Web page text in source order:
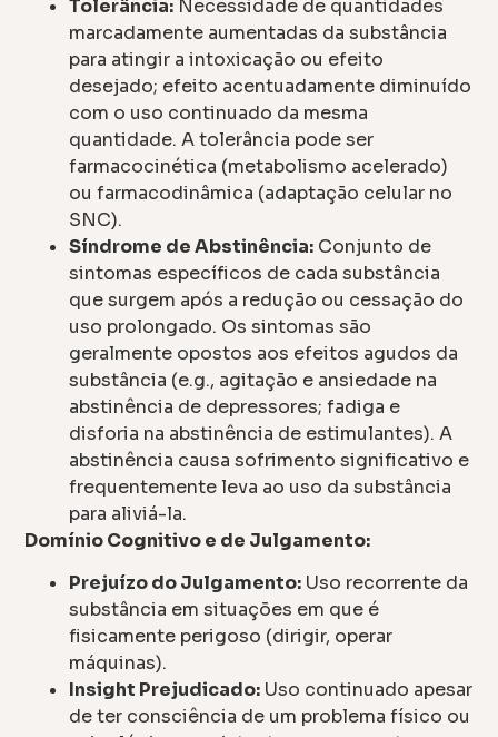
Tolerância: Necessidade de quantidades
marcadamente aumentadas da substância
para atingir a intoxicação ou efeito
desejado; efeito acentuadamente diminuído
com o uso continuado da mesma
quantidade. A tolerância pode ser
farmacocinética (metabolismo acelerado)
ou farmacodinâmica (adaptação celular no
SNC).
Síndrome de Abstinência: Conjunto de
sintomas específicos de cada substância
que surgem após a redução ou cessação do
uso prolongado. Os sintomas são
geralmente opostos aos efeitos agudos da
substância (e.g., agitação e ansiedade na
abstinência de depressores; fadiga e
disforia na abstinência de estimulantes). A
abstinência causa sofrimento significativo e
frequentemente leva ao uso da substância
para aliviá-la.
Domínio Cognitivo e de Julgamento:
Prejuízo do Julgamento: Uso recorrente da
substância em situações em que é
fisicamente perigoso (dirigir, operar
máquinas).
Insight Prejudicado: Uso continuado apesar
de ter consciência de um problema físico ou